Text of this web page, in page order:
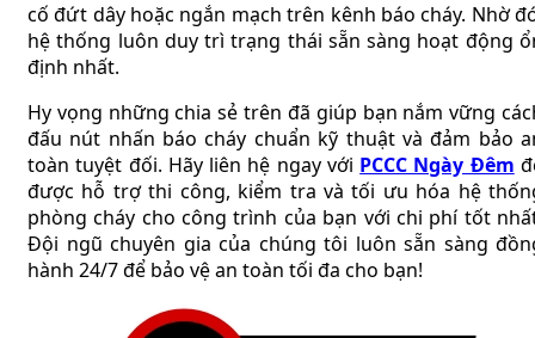
cố đứt dây hoặc ngắn mạch trên kênh báo cháy. Nhờ
hệ thống luôn duy trì trạng thái sẵn sàng hoạt động
định nhất.
Hy vọng những chia sẻ trên đã giúp bạn nắm vững
đấu nút nhấn báo cháy chuẩn kỹ thuật và đảm bảo
toàn tuyệt đối. Hãy liên hệ ngay với PCCC Ngày Đêm
được hỗ trợ thi công, kiểm tra và tối ưu hóa hệ
phòng cháy cho công trình của bạn với chi phí tốt
Đội ngũ chuyên gia của chúng tôi luôn sẵn sàng
hành 24/7 để bảo vệ an toàn tối đa cho bạn!